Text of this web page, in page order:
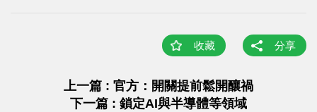
收藏 分享
上一篇 : 官方：開關提前鬆開釀禍
下一篇 : 鎖定AI與半導體等領域